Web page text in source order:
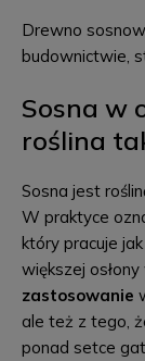
Drewno
budownictwie,
Sosna w
roślina
Sosna jest
W praktyce
który pracuje
większej osłony
zastosowanie
ale też z tego,
ponad setce